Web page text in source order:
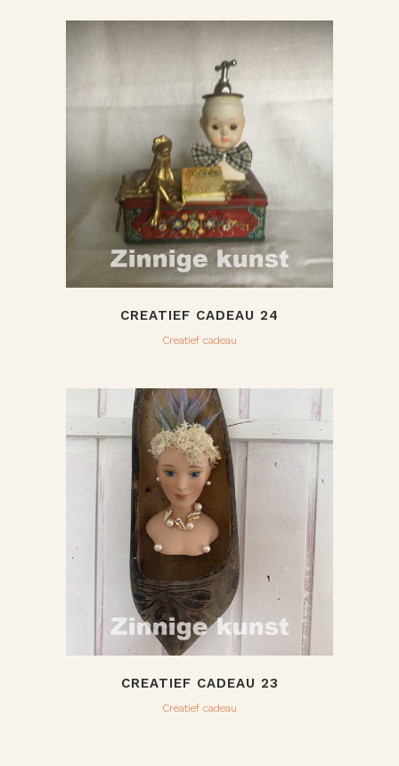
CREATIEF CADEAU 24
Creatief cadeau
CREATIEF CADEAU 23
Creatief cadeau